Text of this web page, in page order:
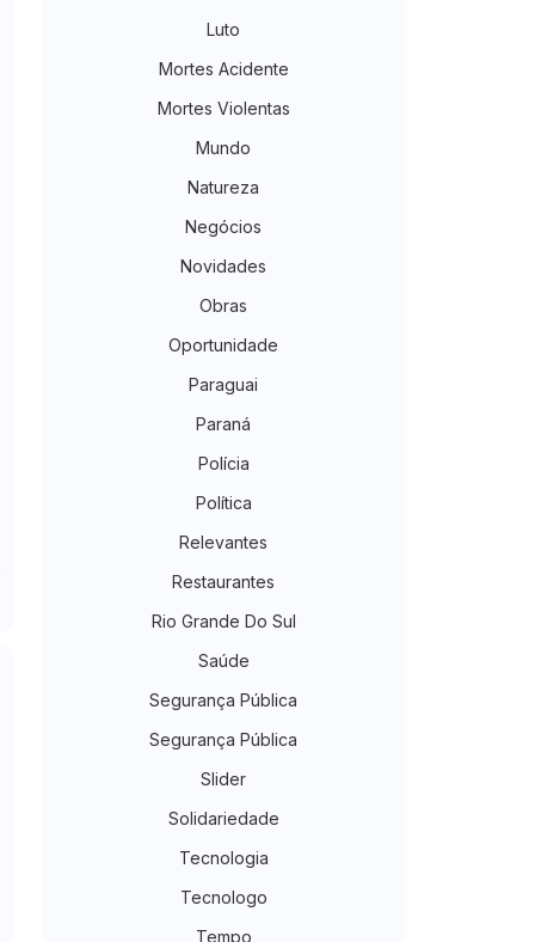
Luto
Mortes Acidente
Mortes Violentas
Mundo
Natureza
Negócios
Novidades
Obras
Oportunidade
Paraguai
Paraná
Polícia
Política
Relevantes
Restaurantes
Rio Grande Do Sul
Saúde
Segurança Pública
Segurança Pública
Slider
Solidariedade
Tecnologia
Tecnologo
Tempo